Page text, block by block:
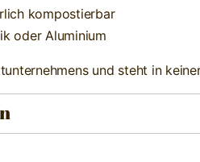
kompostierbar
oder Aluminium
und steht in